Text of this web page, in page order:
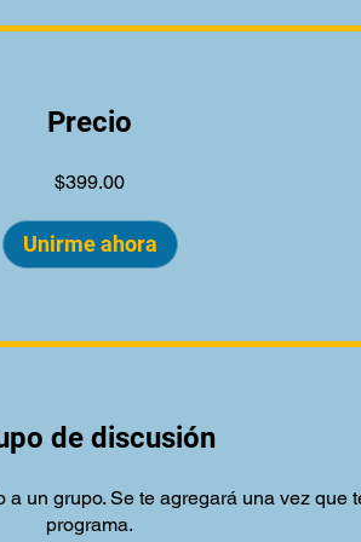
Precio
$399.00
Unirme ahora
de discusión
a un grupo. Se te agregará una vez que
programa.